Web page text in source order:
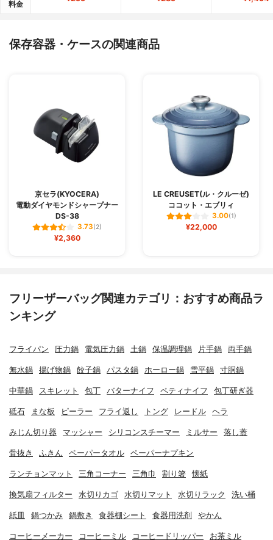
料金
保存容器・ケースの関連商品
京セラ(KYOCERA)
電動ダイヤモンドシャープナー
DS-38
3.73(2)
¥2,360
LE CREUSET(ル・クルーゼ)
ココット・エブリィ
3.00(1)
¥22,000
フリーザーバッグ関連カテゴリ：おすすめ商品ラ
ンキング
フライパン 圧力鍋 電気圧力鍋 土鍋 保温調理鍋 片手鍋 両手鍋
無水鍋 揚げ物鍋 餃子鍋 パスタ鍋 ホーロー鍋 雪平鍋 寸胴鍋
中華鍋 スキレット 包丁 バターナイフ ペティナイフ 包丁研ぎ器
砥石 まな板 ピーラー フライ返し トング レードル ヘラ
みじん切り器 マッシャー シリコンスチーマー ミルサー 落し蓋
骨抜き ふきん ペーパータオル ペーパーナプキン
ランチョンマット 三角コーナー 三角巾 割り箸 懐紙
換気扇フィルター 水切りカゴ 水切りマット 水切りラック 洗い桶
紙皿 鍋つかみ 鍋敷き 食器棚シート 食器用洗剤 やかん
コーヒーメーカー コーヒーミル コーヒードリッパー お茶ミル